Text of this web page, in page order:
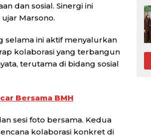
dan sosial. Sinergi ini
Marsono.
selama ini aktif menyalurkan
kolaborasi yang terbangun
terutama di bidang sosial
Bersama BMH
sesi foto bersama. Kedua
kolaborasi konkret di